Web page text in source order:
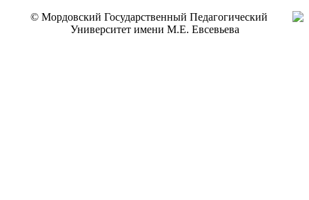
© Мордовский Государственный Педагогический
Университет имени М.Е. Евсевьева